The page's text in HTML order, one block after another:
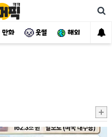
만화 웃썰 해외 핫